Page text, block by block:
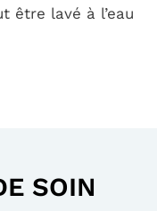
être lavé à l’eau
SOIN